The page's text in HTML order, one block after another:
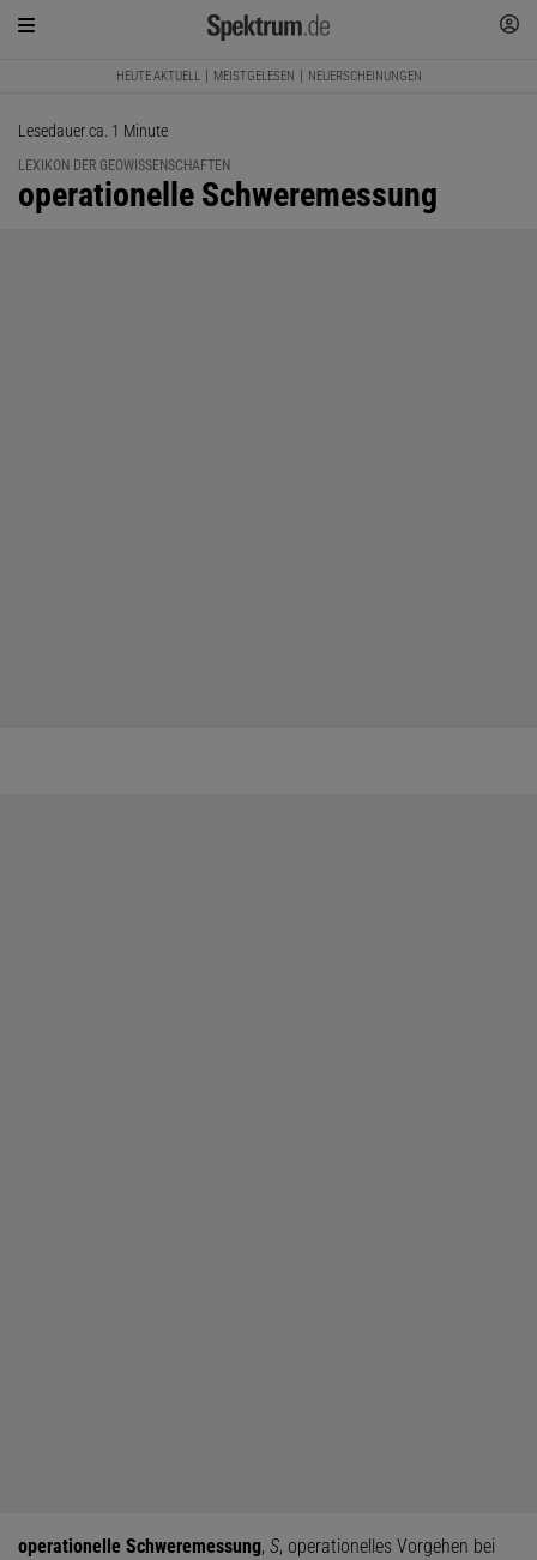
HEUTE AKTUELL MEISTGELESEN NEUERSCHEINUNGEN
Lesedauer ca. 1 Minute
LEXIKON DER GEOWISSENSCHAFTEN
:
operationelle Schweremessung
operationelle Schweremessung, S, operationelles Vorgehen bei